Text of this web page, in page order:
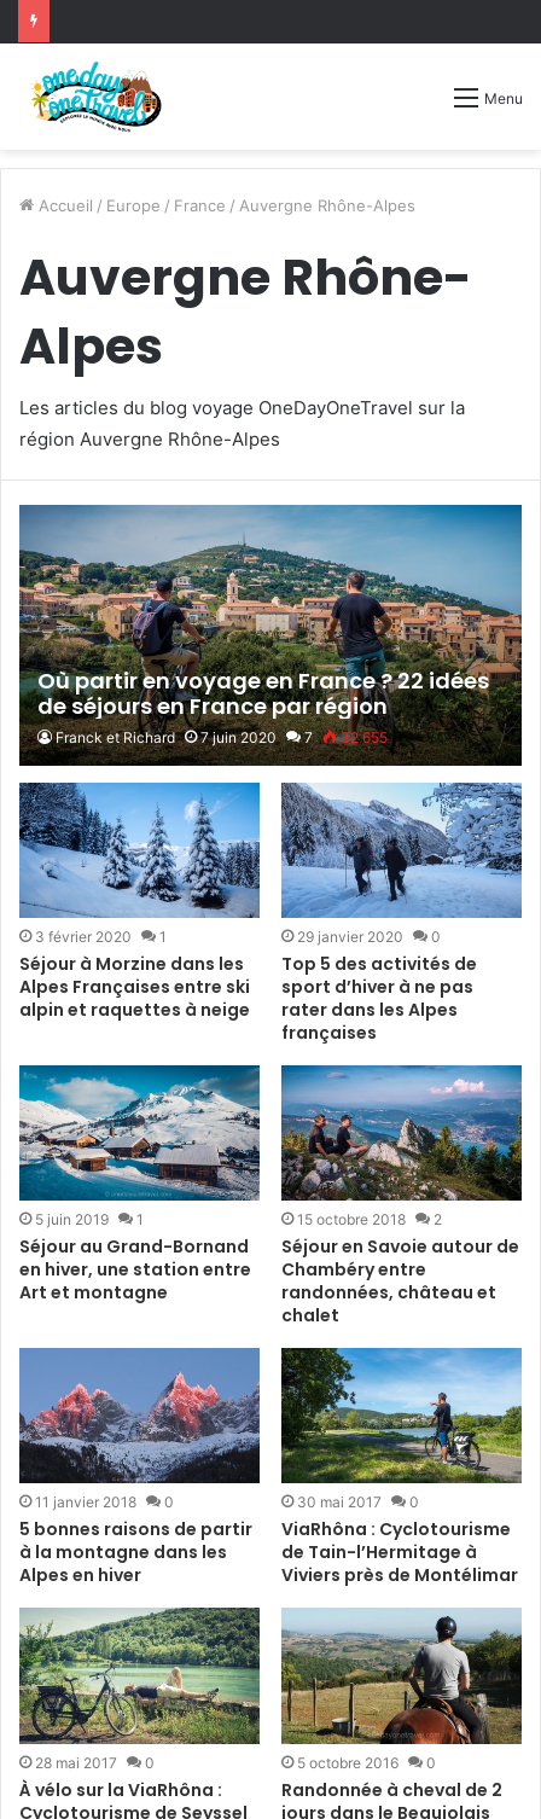
Menu
Accueil / Europe / France / Auvergne Rhône-Alpes
Auvergne Rhône-
Alpes
Les articles du blog voyage OneDayOneTravel sur la
région Auvergne Rhône-Alpes
Où partir en voyage en France ? 22 idées
de séjours en France par région
Franck et Richard 7 juin 2020 7 32 655
3 février 2020 1
Séjour à Morzine dans les
Alpes Françaises entre ski
alpin et raquettes à neige
29 janvier 2020 0
Top 5 des activités de
sport d’hiver à ne pas
rater dans les Alpes
françaises
5 juin 2019 1
Séjour au Grand-Bornand
en hiver, une station entre
Art et montagne
15 octobre 2018 2
Séjour en Savoie autour de
Chambéry entre
randonnées, château et
chalet
11 janvier 2018 0
5 bonnes raisons de partir
à la montagne dans les
Alpes en hiver
30 mai 2017 0
ViaRhôna : Cyclotourisme
de Tain-l’Hermitage à
Viviers près de Montélimar
28 mai 2017 0
À vélo sur la ViaRhôna :
Cyclotourisme de Seyssel
5 octobre 2016 0
Randonnée à cheval de 2
jours dans le Beaujolais